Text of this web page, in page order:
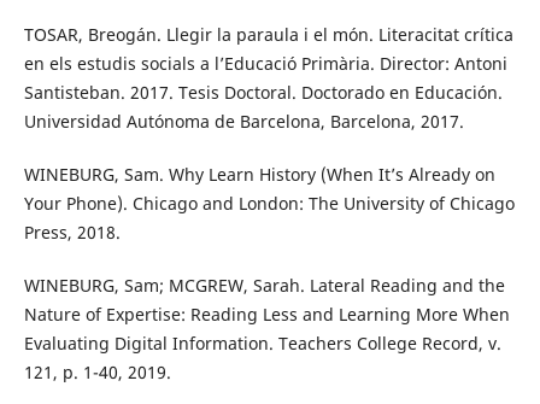
TOSAR, Breogán. Llegir la paraula i el món. Literacitat crítica
en els estudis socials a l’Educació Primària. Director: Antoni
Santisteban. 2017. Tesis Doctoral. Doctorado en Educación.
Universidad Autónoma de Barcelona, Barcelona, 2017.
WINEBURG, Sam. Why Learn History (When It’s Already on
Your Phone). Chicago and London: The University of Chicago
Press, 2018.
WINEBURG, Sam; MCGREW, Sarah. Lateral Reading and the
Nature of Expertise: Reading Less and Learning More When
Evaluating Digital Information. Teachers College Record, v.
121, p. 1-40, 2019.